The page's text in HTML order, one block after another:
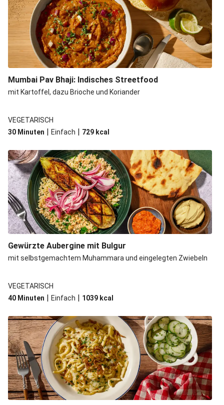
Mumbai Pav Bhaji: Indisches Streetfood
mit Kartoffel, dazu Brioche und Koriander
VEGETARISCH
30 Minuten | Einfach | 729 kcal
Gewürzte Aubergine mit Bulgur
mit selbstgemachtem Muhammara und eingelegten Zwiebeln
VEGETARISCH
40 Minuten | Einfach | 1039 kcal